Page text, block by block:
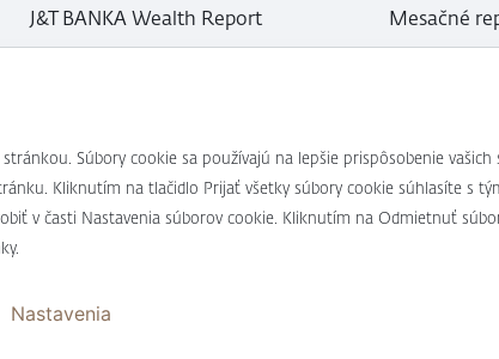
J&T BANKA Wealth Report
Mesačné
Súbory cookie sa používajú na lepšie prispôsobenie
Kliknutím na tlačidlo Prijať všetky súbory cookie súhlasíte s
v časti Nastavenia súborov cookie. Kliknutím na Odmietnuť
Nastavenia